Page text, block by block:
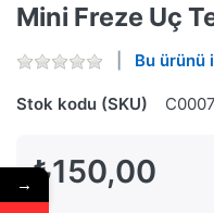
Mini Freze Uç
Bu ürünü
Stok kodu (SKU) C0007
₺150,00
→